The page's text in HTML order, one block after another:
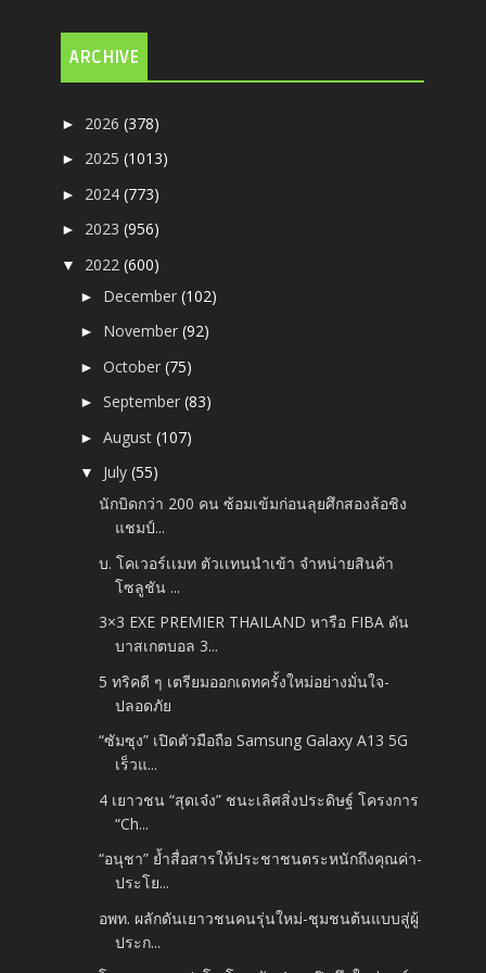
ARCHIVE
► 2026(378)
► 2025(1013)
► 2024(773)
► 2023(956)
▼ 2022(600)
► December(102)
► November(92)
►October(75)
►September(83)
►August(107)
▼ July(55)
นักบิดกว่า 200 คน ซ้อมเข้มก่อนลุยศึกสองล้อชิง
แชมป์...
บ. โคเวอร์เเมท ตัวเเทนนำเข้า จำหน่ายสินค้า
โซลูชัน ...
3×3 EXE PREMIER THAILAND หารือ FIBA ดัน
บาสเกตบอล 3...
5 ทริคดี ๆ เตรียมออกเดทครั้งใหม่อย่างมั่นใจ-
ปลอดภัย
“ซัมซุง” เปิดตัวมือถือ Samsung Galaxy A13 5G
เร็วแ...
4 เยาวชน “สุดเจ๋ง” ชนะเลิศสิ่งประดิษฐ์ โครงการ
“Ch...
“อนุชา” ย้ำสื่อสารให้ประชาชนตระหนักถึงคุณค่า-
ประโย...
อพท. ผลักดันเยาวชนคนรุ่นใหม่-ชุมชนต้นแบบสู่ผู้
ประก...